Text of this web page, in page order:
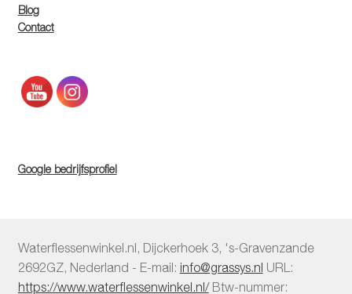
Blog
Contact
Google bedrijfsprofiel
Waterflessenwinkel.nl , Dijckerhoek 3, 's-Gravenzande
2692GZ, Nederland - E-mail: info@grassys.nl URL:
https://www.waterflessenwinkel.nl/ Btw-nummer: